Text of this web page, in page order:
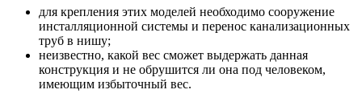
для крепления этих моделей необходимо сооружение
инсталляционной системы и перенос канализационных
труб в нишу;
неизвестно, какой вес сможет выдержать данная
конструкция и не обрушится ли она под человеком,
имеющим избыточный вес.